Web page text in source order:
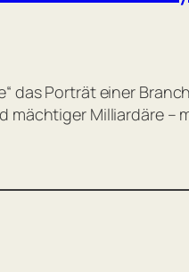
das Porträt einer
Milliardäre